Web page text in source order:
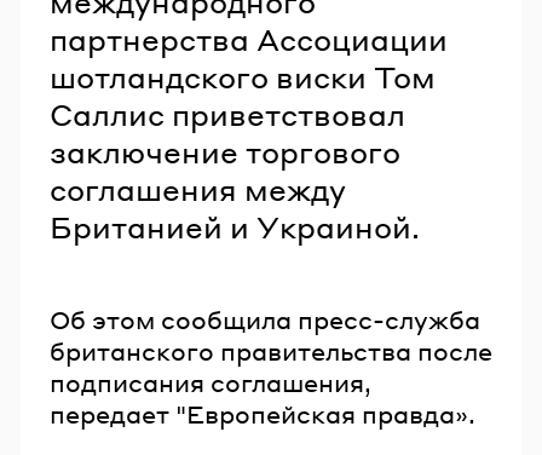
партнерства Ассоциации
шотландского виски Том
Саллис приветствовал
заключение торгового
соглашения между
Британией и Украиной.
Об этом сообщила пресс-служба
британского правительства после
подписания соглашения,
передает "Европейская правда».